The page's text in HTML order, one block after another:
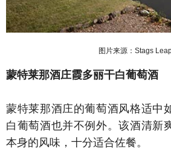
图片来源：Stags
蒙特莱那酒庄霞多丽干白葡萄酒
蒙特莱那酒庄的葡萄酒风格适中
白葡萄酒也并不例外。该酒清新
本身的风味，十分适合佐餐。